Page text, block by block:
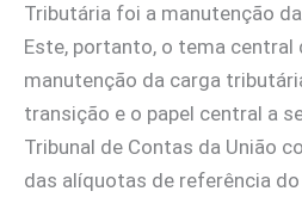
Tributária foi a manutenção
Este, portanto, o tema
manutenção da carga
transição e o papel central a
Tribunal de Contas da União
das alíquotas de referência